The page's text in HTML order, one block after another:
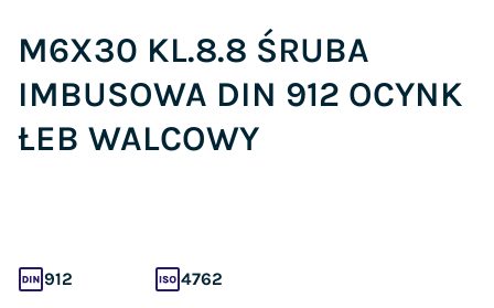
M6X30 KL.8.8 ŚRUBA
IMBUSOWA DIN 912 OCYNK
ŁEB WALCOWY
912 4762